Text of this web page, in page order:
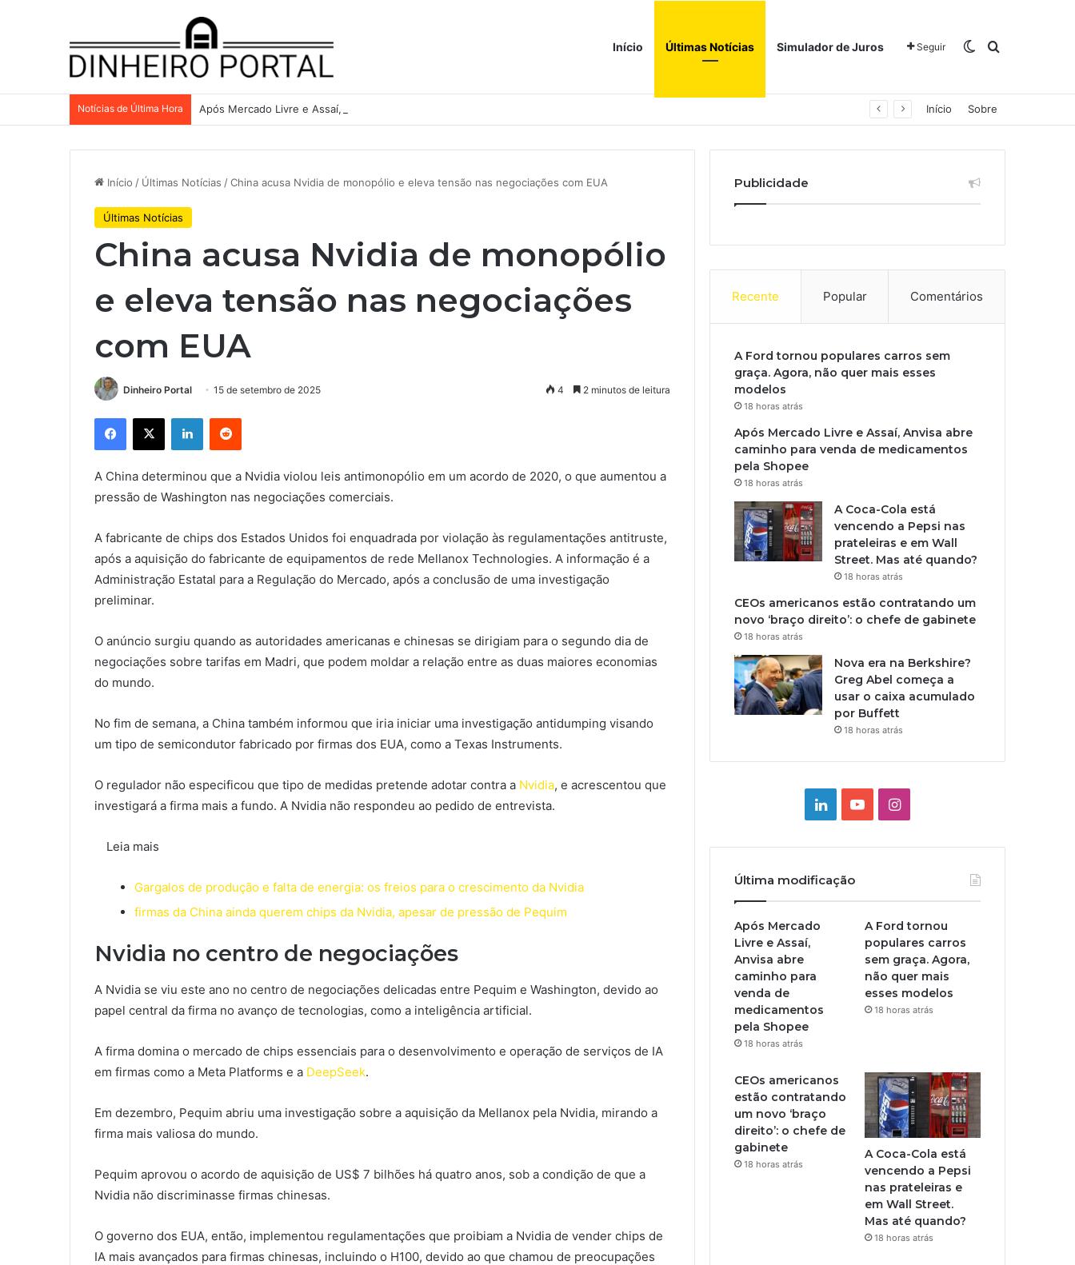
Início Últimas Notícias Simulador de Juros Seguir Switch skin
Procurar por
Notícias de Última Hora Após Mercado Livre e Assaí, Anvisa abre caminho para venda de medicamentos pela Shopee Início Sobre
Início / Últimas Notícias /China acusa Nvidia de monopólio e eleva tensão nas negociações com EUA
Últimas Notícias
China acusa Nvidia de monopólio
e eleva tensão nas negociações
com EUA
Dinheiro Portal 15 de setembro de 2025 4 2 minutos de leitura
Facebook
X LinkedinReddit
A China determinou que a Nvidia violou leis antimonopólio em um acordo de 2020, o que aumentou a
pressão de Washington nas negociações comerciais.
A fabricante de chips dos Estados Unidos foi enquadrada por violação às regulamentações antitruste,
após a aquisição do fabricante de equipamentos de rede Mellanox Technologies. A informação é a
Administração Estatal para a Regulação do Mercado, após a conclusão de uma investigação
preliminar.
O anúncio surgiu quando as autoridades americanas e chinesas se dirigiam para o segundo dia de
negociações sobre tarifas em Madri, que podem moldar a relação entre as duas maiores economias
do mundo.
No fim de semana, a China também informou que iria iniciar uma investigação antidumping visando
um tipo de semicondutor fabricado por firmas dos EUA, como a Texas Instruments.
O regulador não especificou que tipo de medidas pretende adotar contra a Nvidia, e acrescentou que
investigará a firma mais a fundo. A Nvidia não respondeu ao pedido de entrevista.
Leia mais
Gargalos de produção e falta de energia: os freios para o crescimento da Nvidia
firmas da China ainda querem chips da Nvidia, apesar de pressão de Pequim
Nvidia no centro de negociações
A Nvidia se viu este ano no centro de negociações delicadas entre Pequim e Washington, devido ao
papel central da firma no avanço de tecnologias, como a inteligência artificial.
A firma domina o mercado de chips essenciais para o desenvolvimento e operação de serviços de IA
em firmas como a Meta Platforms e a DeepSeek.
Em dezembro, Pequim abriu uma investigação sobre a aquisição da Mellanox pela Nvidia, mirando a
firma mais valiosa do mundo.
Pequim aprovou o acordo de aquisição de US$ 7 bilhões há quatro anos, sob a condição de que a
Nvidia não discriminasse firmas chinesas.
O governo dos EUA, então, implementou regulamentações que proibiam a Nvidia de vender chips de
IA mais avançados para firmas chinesas, incluindo o H100, devido ao que chamou de preocupações
Publicidade
Recente Popular Comentários
A Ford tornou populares carros sem
graça. Agora, não quer mais esses
modelos
18 horas atrás
Após Mercado Livre e Assaí, Anvisa abre
caminho para venda de medicamentos
pela Shopee
18 horas atrás
A Coca-Cola está
vencendo a Pepsi nas
prateleiras e em Wall
Street. Mas até quando?
18 horas atrás
CEOs americanos estão contratando um
novo ‘braço direito’: o chefe de gabinete
18 horas atrás
Nova era na Berkshire?
Greg Abel começa a
usar o caixa acumulado
por Buffett
18 horas atrás
LinkedinYouTubeInstagram
Última modificação
Após Mercado
Livre e Assaí,
Anvisa abre
caminho para
venda de
medicamentos
pela Shopee
18 horas atrás
A Ford tornou
populares carros
sem graça. Agora,
não quer mais
esses modelos
18 horas atrás
CEOs americanos
estão contratando
um novo ‘braço
direito’: o chefe de
gabinete
18 horas atrás
A Coca-Cola está
vencendo a Pepsi
nas prateleiras e
em Wall Street.
Mas até quando?
18 horas atrás